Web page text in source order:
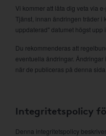
Vi kommer att låta dig veta via
Tjänst, innan ändringen träder i
uppdaterad" datumet högst upp
Du rekommenderas att
eventuella ändringar.
när de publiceras på denna sida.
Integritetspolicy
Denna integritetspolicy